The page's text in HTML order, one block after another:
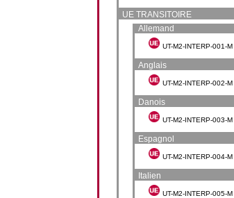
UE TRANSITOIRE
Allemand
UT-M2-INTERP-001-M
Anglais
UT-M2-INTERP-002-M
Danois
UT-M2-INTERP-003-M
Espagnol
UT-M2-INTERP-004-M
Italien
UT-M2-INTERP-005-M